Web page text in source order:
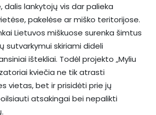
dalis lankytojų vis dar palieka
pakelėse ar miško teritorijose.
Lietuvos miškuose surenka šimtus
sutvarkymui skiriami dideli
ištekliai. Todėl projekto „Myliu
kviečia ne tik atrasti
vietas, bet ir prisidėti prie jų
atsakingai bei nepalikti